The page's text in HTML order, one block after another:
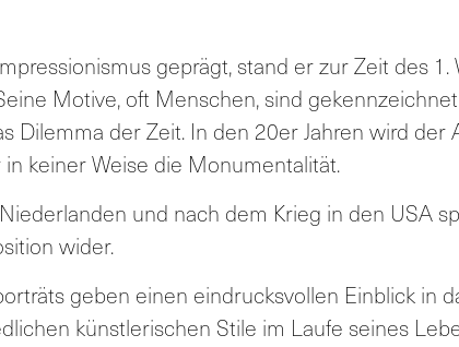
geprägt, stand er zur Zeit des
Motive, oft Menschen, sind
Dilemma der Zeit. In den 20er Jahren wird der
keiner Weise die Monumentalität.
und nach dem Krieg in den USA
wider.
geben einen eindrucksvollen Einblick in
künstlerischen Stile im Laufe seines